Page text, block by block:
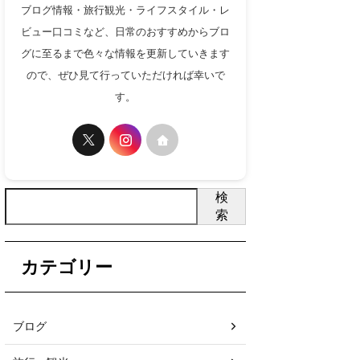
ブログ情報・旅行観光・ライフスタイル・レ
ビュー口コミなど、日常のおすすめからブロ
グに至るまで色々な情報を更新していきます
ので、ぜひ見て行っていただければ幸いで
す。
検
索
カテゴリー
ブログ